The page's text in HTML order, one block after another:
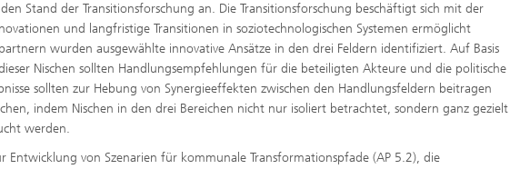
Stand der Transitionsforschung an. Die Transitionsforschung beschäftigt sich mit der
und langfristige Transitionen in soziotechnologischen Systemen ermöglicht
wurden ausgewählte innovative Ansätze in den drei Feldern identifiziert. Auf Basis
Nischen sollten Handlungsempfehlungen für die beteiligten Akteure und die politische
sollten zur Hebung von Synergieeffekten zwischen den Handlungsfeldern beitragen
indem Nischen in den drei Bereichen nicht nur isoliert betrachtet, sondern ganz gezielt
werden.
Entwicklung von Szenarien für kommunale Transformationspfade (AP 5.2), die